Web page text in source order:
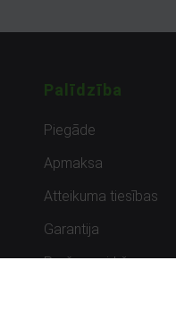
Palīdzība
Piegāde
Apmaksa
Atteikuma tiesības
Garantija
Preču uzpirkšana